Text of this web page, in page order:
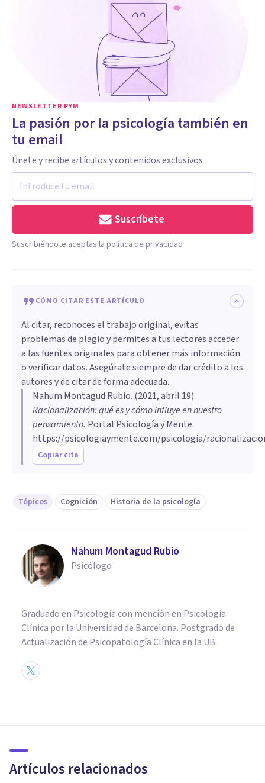
NEWSLETTER PYM
La pasión por la psicología también en
tu email
Únete y recibe artículos y contenidos exclusivos
Suscríbete
Suscribiéndote aceptas la política de privacidad
CÓMO CITAR ESTE ARTÍCULO
Al citar, reconoces el trabajo original, evitas
problemas de plagio y permites a tus lectores acceder
a las fuentes originales para obtener más información
o verificar datos. Asegúrate siempre de dar crédito a los
autores y de citar de forma adecuada.
Nahum Montagud Rubio. (2021, abril 19).
Racionalización: qué es y cómo influye en nuestro
pensamiento. Portal Psicología y Mente.
https://psicologiaymente.com/psicologia/
Copiar cita
Tópicos Cognición Historia de la psicología
Nahum Montagud Rubio
Psicólogo
Graduado en Psicología con mención en Psicología
Clínica por la Universidad de Barcelona. Postgrado de
Actualización de Psicopatología Clínica en la UB.
Artículos relacionados
de Rumelhart y Norman